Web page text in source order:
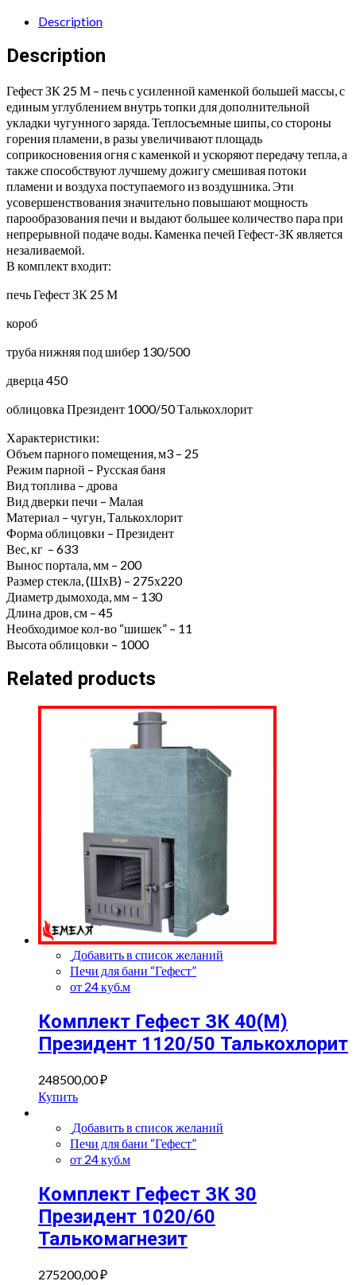
1000/50
quantity
Description
Description
Гефест ЗК 25 М – печь с усиленной каменкой большей массы, с
единым углублением внутрь топки для дополнительной
укладки чугунного заряда. Теплосъемные шипы, со стороны
горения пламени, в разы увеличивают площадь
соприкосновения огня с каменкой и ускоряют передачу тепла, а
также способствуют лучшему дожигу смешивая потоки
пламени и воздуха поступаемого из воздушника. Эти
усовершенствования значительно повышают мощность
парообразования печи и выдают большее количество пара при
непрерывной подаче воды. Каменка печей Гефест-ЗК является
незаливаемой.
В комплект входит:
печь Гефест ЗК 25 М
короб
труба нижняя под шибер 130/500
дверца 450
облицовка Президент 1000/50 Талькохлорит
Характеристики:
Объем парного помещения, м3 – 25
Режим парной – Русская баня
Вид топлива – дрова
Вид дверки печи – Малая
Материал – чугун, Талькохлорит
Форма облицовки – Президент
Вес, кг – 633
Вынос портала, мм – 200
Размер стекла, (ШхВ) – 275х220
Диаметр дымохода, мм – 130
Длина дров, см – 45
Необходимое кол-во “шишек” – 11
Высота облицовки – 1000
Related products
Добавить в список желаний
Печи для бани “Гефест”
от 24 куб.м
Комплект Гефест ЗК 40(М)
Президент 1120/50 Талькохлорит
248500,00₽
Купить
Добавить в список желаний
Печи для бани “Гефест”
от 24 куб.м
Комплект Гефест ЗК 30
Президент 1020/60
Талькомагнезит
275200,00₽